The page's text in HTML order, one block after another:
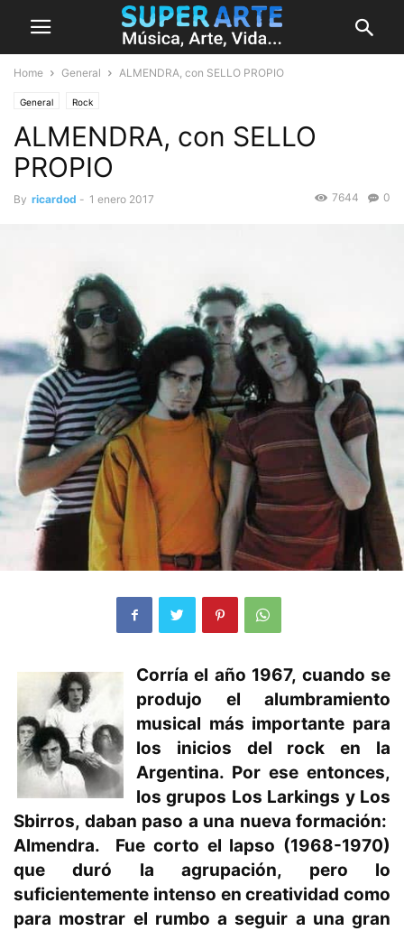
Home General ALMENDRA, con SELLO PROPIO
General Rock
ALMENDRA, con SELLO
PROPIO
By ricardod - 1 enero 2017 0
7644
Corría el año 1967, cuando se
produjo el alumbramiento
musical más importante para
los inicios del rock en la
Argentina. Por ese entonces,
los grupos Los Larkings y Los
Sbirros, daban paso a una nueva formación:
Almendra. Fue corto el lapso (1968-1970)
que duró la agrupación, pero lo
suficientemente intenso en creatividad como
para mostrar el rumbo a seguir a una gran